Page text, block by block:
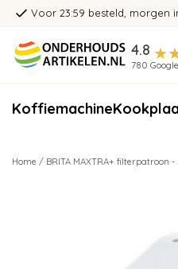
Voor 23:59 besteld, morgen
4.8
780
Koffiemachine
Home / BRITA MAXTRA+ filterpatroon